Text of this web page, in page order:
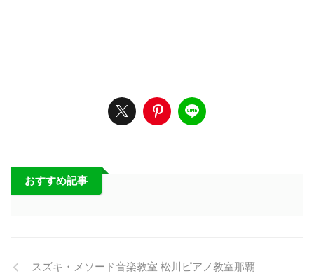
おすすめ記事
スズキ・メソード音楽教室 松川ピアノ教室那覇